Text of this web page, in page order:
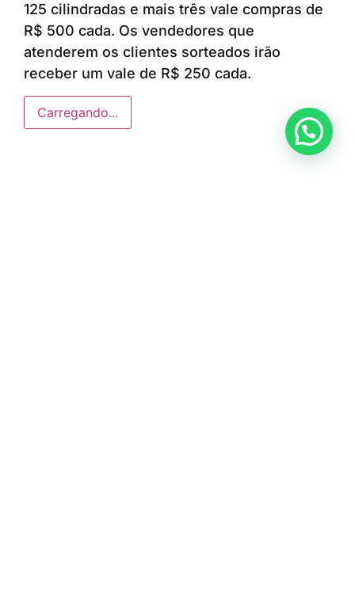
125 cilindradas e mais três vale compras de
R$ 500 cada. Os vendedores que
atenderem os clientes sorteados irão
receber um vale de R$ 250 cada.
Carregando...
Anunciar ou recomendar matéria